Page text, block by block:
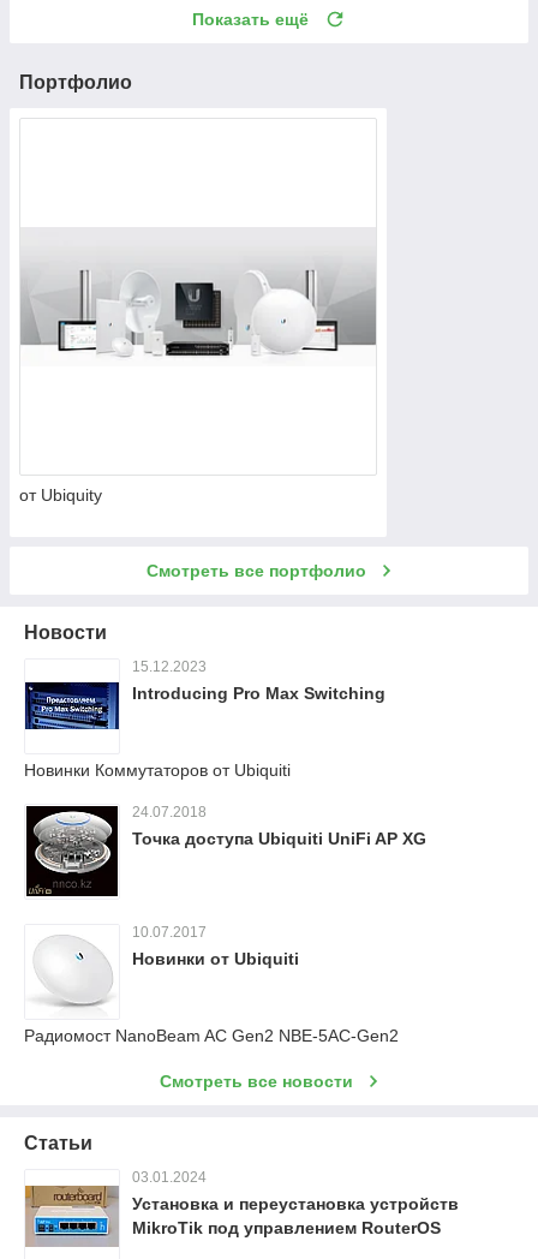
Показать ещё
Портфолио
от Ubiquity
Смотреть все портфолио
Новости
15.12.2023
Introducing Pro Max Switching
Новинки Коммутаторов от Ubiquiti
24.07.2018
Точка доступа Ubiquiti UniFi AP XG
10.07.2017
Новинки от Ubiquiti
Радиомост NanoBeam AC Gen2 NBE-5AC-Gen2
Смотреть все новости
Статьи
03.01.2024
Установка и переустановка устройств
MikroTik под управлением RouterOS